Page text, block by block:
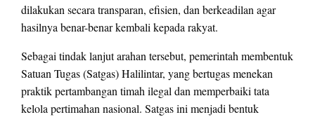
dilakukan secara transparan, efisien, dan berkeadilan agar
hasilnya benar-benar kembali kepada rakyat.
Sebagai tindak lanjut arahan tersebut, pemerintah membentuk
Satuan Tugas (Satgas) Halilintar, yang bertugas menekan
praktik pertambangan timah ilegal dan memperbaiki tata
kelola pertimahan nasional. Satgas ini menjadi bentuk